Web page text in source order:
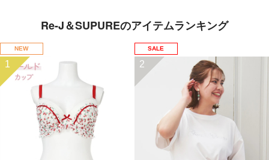
Re-J＆SUPUREのアイテムランキング
NEW
1
SALE
2